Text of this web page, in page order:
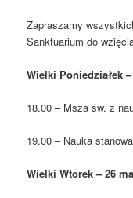
Zapraszamy
Sanktuarium do
Wielki Poniedziałek
18.00 – Msza św. z
19.00 – Nauka
Wielki Wtorek – 26